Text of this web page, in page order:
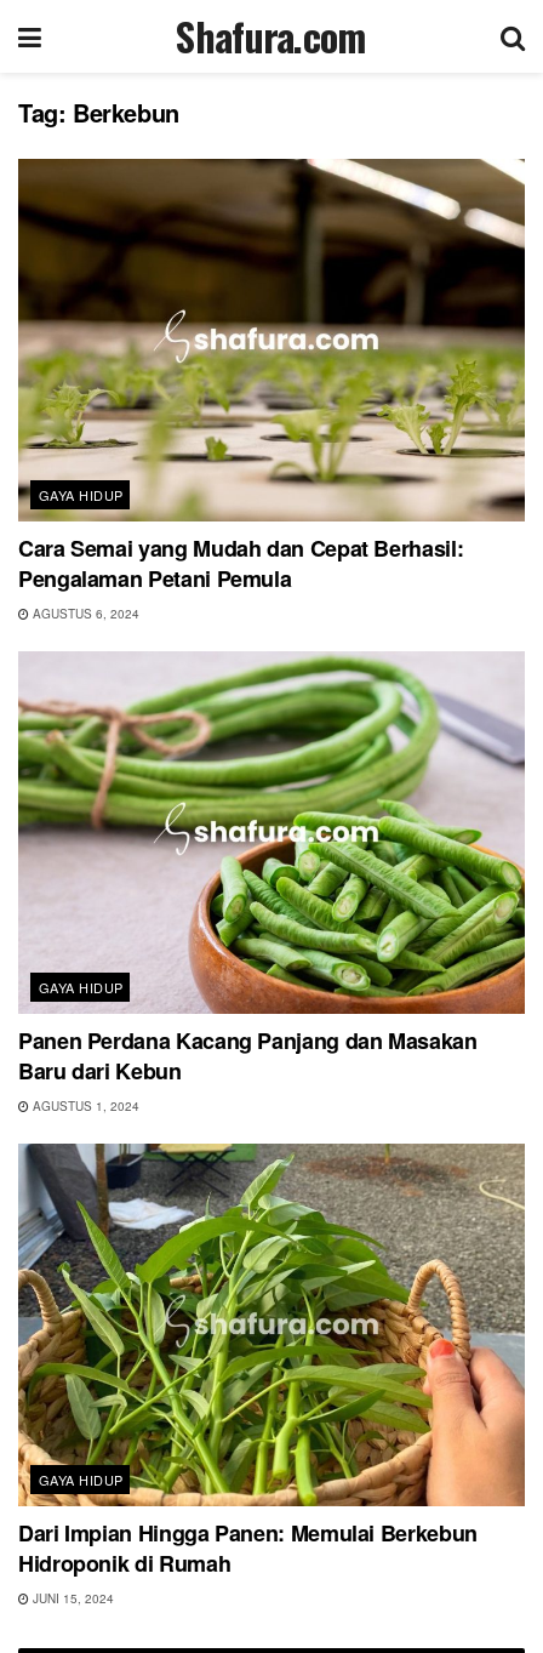
Shafura.com
Tag: Berkebun
GAYA HIDUP
Cara Semai yang Mudah dan Cepat Berhasil:
Pengalaman Petani Pemula
AGUSTUS 6, 2024
GAYA HIDUP
Panen Perdana Kacang Panjang dan Masakan
Baru dari Kebun
AGUSTUS 1, 2024
GAYA HIDUP
Dari Impian Hingga Panen: Memulai Berkebun
Hidroponik di Rumah
JUNI 15, 2024